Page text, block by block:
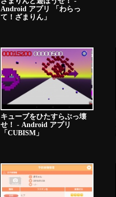
Android アプリ 「わらっ
て！ざまりん」
キューブをひたすらぶっ壊
せ！ - Android アプリ
「CUBISM」